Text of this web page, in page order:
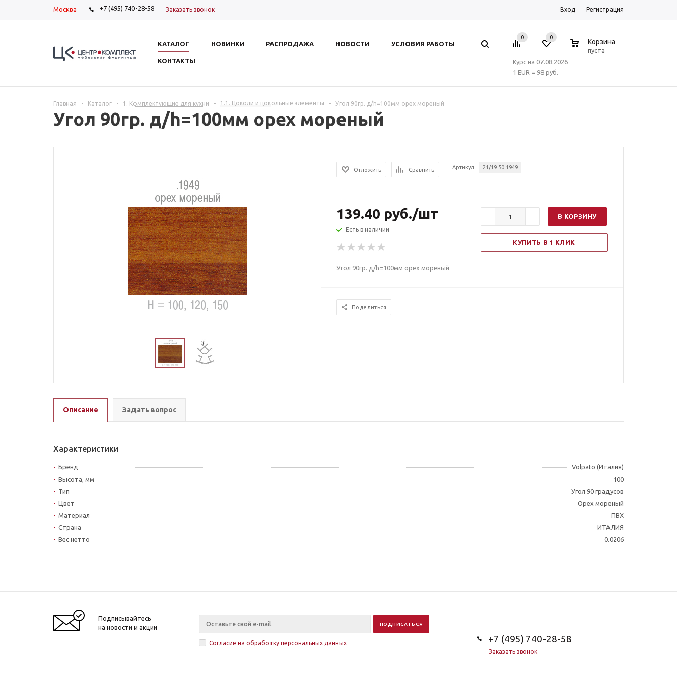
Москва +7 (495) 740-28-58 Заказать звонок Вход Регистрация
КАТАЛОГ НОВИНКИ РАСПРОДАЖА НОВОСТИ УСЛОВИЯ РАБОТЫ
КОНТАКТЫ
0 0
Корзина
пуста
Курс на 07.08.2026
1 EUR = 98 руб.
Главная - Каталог - 1. Комплектующие для кухни - 1.1. Цоколи и цокольные элементы - Угол 90гр. д/h=100мм орех мореный
Угол 90гр. д/h=100мм орех мореный
Отложить Сравнить Артикул 21/19.50.1949
139.40 руб./шт
Есть в наличии
В КОРЗИНУ
КУПИТЬ В 1 КЛИК
Угол 90гр. д/h=100мм орех мореный
Поделиться
Описание Задать вопрос
Характеристики
Бренд
Volpato (Италия)
Высота, мм
100
Тип
Угол 90 градусов
Цвет
Орех мореный
Материал
ПВХ
Страна
ИТАЛИЯ
Вес нетто
0.0206
Подписывайтесь
на новости и акции
Согласие на обработку персональных данных +7 (495) 740-28-58
Заказать звонок